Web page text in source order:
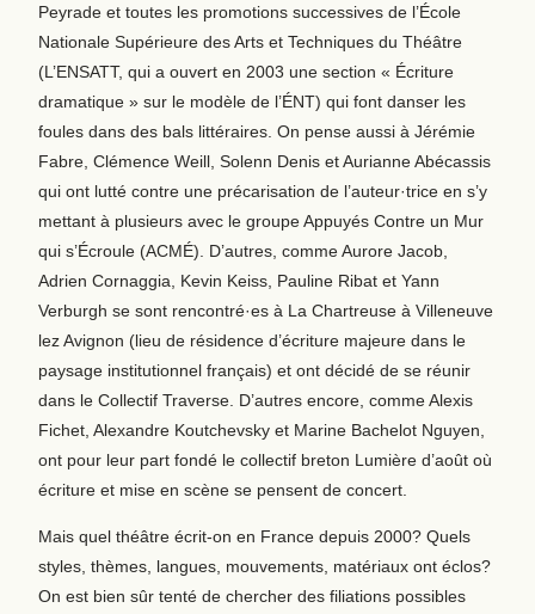
Peyrade et toutes les promotions successives de l’École
Nationale Supérieure des Arts et Techniques du Théâtre
(L’ENSATT, qui a ouvert en 2003 une section « Écriture
dramatique » sur le modèle de l’ÉNT) qui font danser les
foules dans des bals littéraires. On pense aussi à Jérémie
Fabre, Clémence Weill, Solenn Denis et Aurianne Abécassis
qui ont lutté contre une précarisation de l’auteur·trice en s’y
mettant à plusieurs avec le groupe Appuyés Contre un Mur
qui s’Écroule (ACMÉ). D’autres, comme Aurore Jacob,
Adrien Cornaggia, Kevin Keiss, Pauline Ribat et Yann
Verburgh se sont rencontré·es à La Chartreuse à Villeneuve
lez Avignon (lieu de résidence d’écriture majeure dans le
paysage institutionnel français) et ont décidé de se réunir
dans le Collectif Traverse. D’autres encore, comme Alexis
Fichet, Alexandre Koutchevsky et Marine Bachelot Nguyen,
ont pour leur part fondé le collectif breton Lumière d’août où
écriture et mise en scène se pensent de concert.
Mais quel théâtre écrit-on en France depuis 2000? Quels
styles, thèmes, langues, mouvements, matériaux ont éclos?
On est bien sûr tenté de chercher des filiations possibles